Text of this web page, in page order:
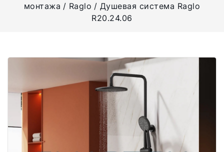
монтажа Raglo
Душевая система Raglo
R20.24.06